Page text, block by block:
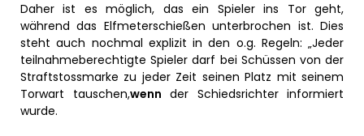
Daher ist es möglich, das ein Spieler ins Tor geht,
während das Elfmeterschießen unterbrochen ist. Dies
steht auch nochmal explizit in den o.g. Regeln: „Jeder
teilnahmeberechtigte Spieler darf bei Schüssen von der
Straftstossmarke zu jeder Zeit seinen Platz mit seinem
Torwart tauschen,wenn der Schiedsrichter informiert
wurde.